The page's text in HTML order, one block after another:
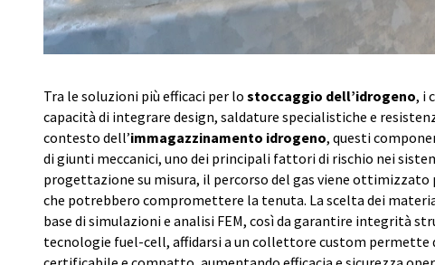
Tra le soluzioni più efficaci per lo stoccaggio dell’idrogeno, i
capacità di integrare design, saldature specialistiche e
contesto dell’immagazzinamento idrogeno, questi
di giunti meccanici, uno dei principali fattori di rischio nei
progettazione su misura, il percorso del gas viene
che potrebbero compromettere la tenuta. La scelta dei
base di simulazioni e analisi FEM, così da garantire integrità
tecnologie fuel-cell, affidarsi a un collettore custom permette